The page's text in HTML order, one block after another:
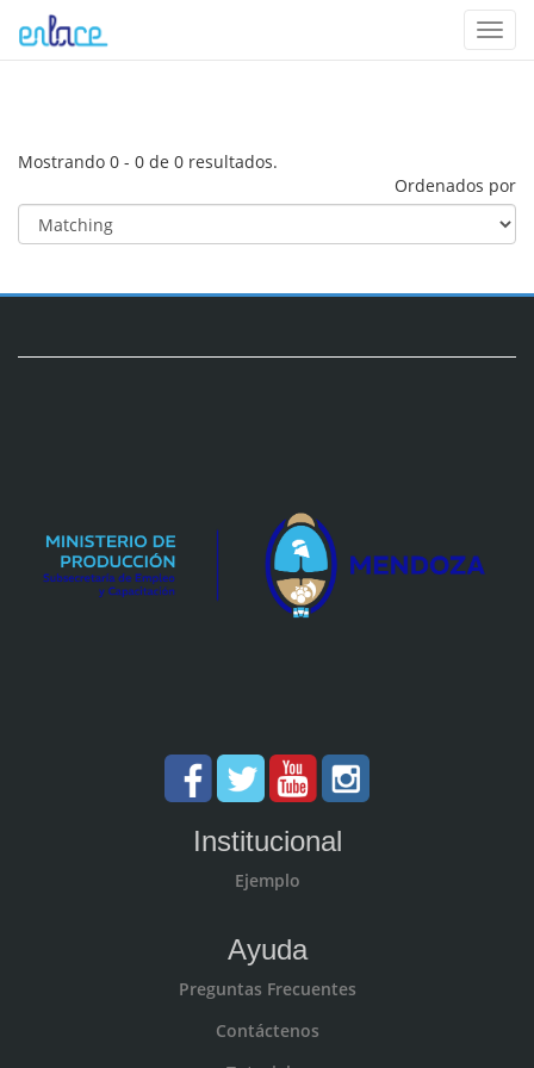
Mostrando 0 - 0 de 0 resultados.
Ordenados por
Institucional
Ejemplo
Ayuda
Preguntas Frecuentes
Contáctenos